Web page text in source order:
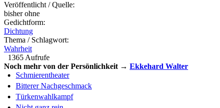
Veröffentlicht / Quelle:
bisher ohne
Gedichtform:
Dichtung
Thema / Schlagwort:
Wahrheit
1365 Aufrufe
Noch mehr von der Persönlichkeit → Ekkehard Walter
Schmierentheater
Bitterer Nachgeschmack
Türkenwahlkampf